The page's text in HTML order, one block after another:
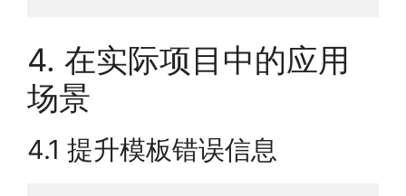
4. 在实际项目中的应用
场景
4.1 提升模板错误信息